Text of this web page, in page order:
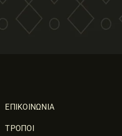
ΕΠΙΚΟΙΝΩΝΙΑ
ΤΡΟΠΟΙ